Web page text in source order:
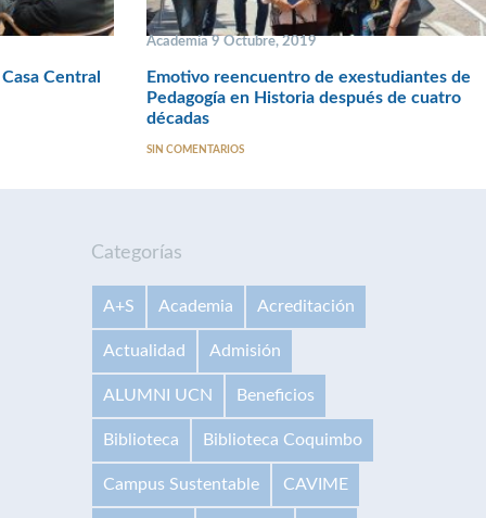
Central
Academia 9 Octubre, 2019
Emotivo reencuentro de exestudiantes de
Pedagogía en Historia después de cuatro
décadas
SIN COMENTARIOS
Categorías
A+S Academia Acreditación
Actualidad Admisión
ALUMNI UCN Beneficios
Biblioteca Biblioteca Coquimbo
Campus Sustentable CAVIME